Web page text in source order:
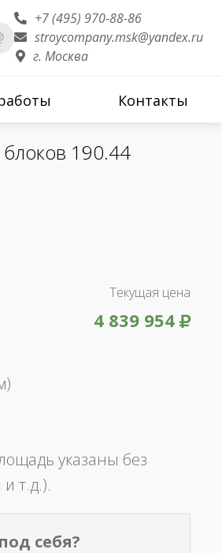
+7 (495) 970-88-86
stroycompany.msk@yandex.ru
г. Москва
Контакты
190.44
Текущая цена
4 839 954
указаны без
т.д.).
себя?